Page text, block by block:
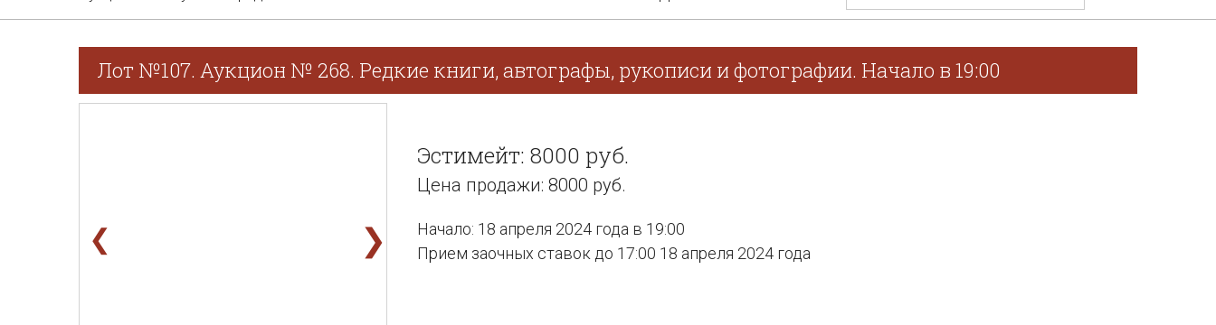
Лот №107. Аукцион № 268. Редкие книги, автографы, рукописи и фотографии. Начало в 19:00
❮ ❯
Эстимейт: 8000 руб.
Цена продажи: 8000 руб.
Начало: 18 апреля 2024 года в 19:00
Прием заочных ставок до 17:00 18 апреля 2024 года